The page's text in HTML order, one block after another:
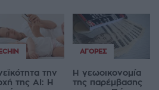
την
της AI: Η
ΑΓΟΡΈΣ
Η γεωοικονομία
της παρέμβασης